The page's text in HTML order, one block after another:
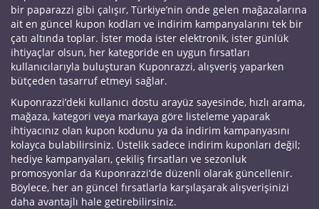
bir paparazzi gibi çalışır, Türkiye’nin önde gelen mağazalarına
ait en güncel kupon kodları ve indirim kampanyalarını tek bir
çatı altında toplar. İster moda ister elektronik, ister günlük
ihtiyaçlar olsun, her kategoride en uygun fırsatları
kullanıcılarıyla buluşturan Kuponrazzi, alışveriş yaparken
bütçeden tasarruf etmeyi sağlar.
Kuponrazzi’deki kullanıcı dostu arayüz sayesinde, hızlı arama,
mağaza, kategori veya markaya göre listeleme yaparak
ihtiyacınız olan kupon kodunu ya da indirim kampanyasını
kolayca bulabilirsiniz. Üstelik sadece indirim kuponları değil;
hediye kampanyaları, çekiliş fırsatları ve sezonluk
promosyonlar da Kuponrazzi’de düzenli olarak güncellenir.
Böylece, her an güncel fırsatlarla karşılaşarak alışverişinizi
daha avantajlı hale getirebilirsiniz.